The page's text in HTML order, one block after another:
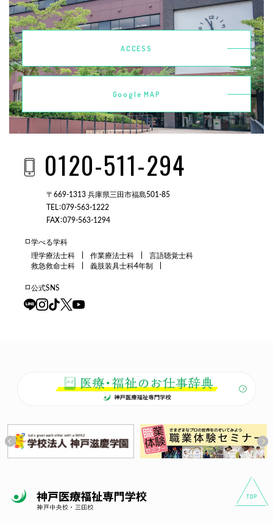
ACCESS
Google MAP
0120-511-294
〒669-1313 兵庫県三田市福島501-85
TEL：079-563-1222
FAX：079-563-1294
学べる学科
理学療法士科
作業療法士科
言語聴覚士科
救急救命士科
義肢装具士科4年制
公式SNS